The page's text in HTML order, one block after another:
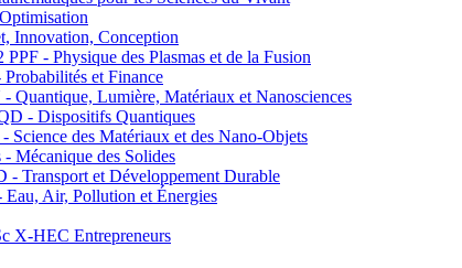
Innovation, Conception
- Physique des Plasmas et de la Fusion
et Finance
Lumière, Matériaux et Nanosciences
- Dispositifs Quantiques
des Matériaux et des Nano-Objets
Mécanique des Solides
Transport et Développement Durable
Air, Pollution et Énergies
X-HEC Entrepreneurs